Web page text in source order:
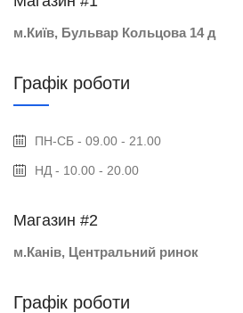
м.Київ, Бульвар Кольцова 14 д
Графік роботи
ПН-СБ - 09.00 - 21.00
НД - 10.00 - 20.00
Магазин #2
м.Канів, Центральний ринок
Графік роботи